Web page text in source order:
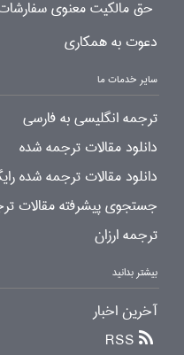
حق مالکیت معنوی
دعوت به همکاری
سایر خدمات ما
ترجمه انگلیسی به فارسی
دانلود مقالات ترجمه شده
دانلود مقالات ترجمه شده
جستجوی پیشرفته مقالات
ترجمه ارزان
بیشتر بدانید
آخرین اخبار
RSS